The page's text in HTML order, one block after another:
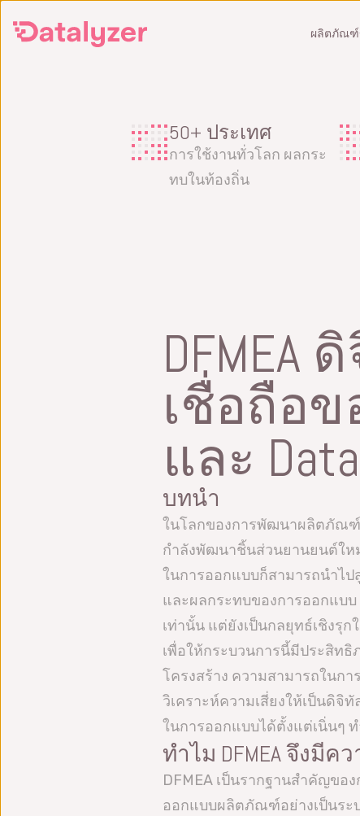
ผลิตภัณฑ์
SPC
ตรวจสอบและปรับปรุงคุณภาพการผลิต
แบบเรียลไทม์
ป้อง
50+ ประเทศ
การใช้งานทั่วโลก ผลกระ
ทบในท้องถิ่น
DFMEA
เชื่อถือ
และ
บทนำ
ในโลกของการพัฒนาผลิตภัณฑ์
กำลังพัฒนาชิ้นส่วนยานยนต์ให
ในการออกแบบก็สามารถนำไ
และผลกระทบของการออกแบ
เท่านั้น แต่ยังเป็นกลยุทธ์เชิงรุ
เพื่อให้กระบวนการนี้มีประสิท
โครงสร้าง ความสามารถในก
วิเคราะห์ความเสี่ยงให้เป็นดิ
ในการออกแบบได้ตั้งแต่เนิ่นๆ
ทำไม DFMEA จึงมี
DFMEA เป็นรากฐานสำคัญขอ
ออกแบบผลิตภัณฑ์อย่างเป็นระ